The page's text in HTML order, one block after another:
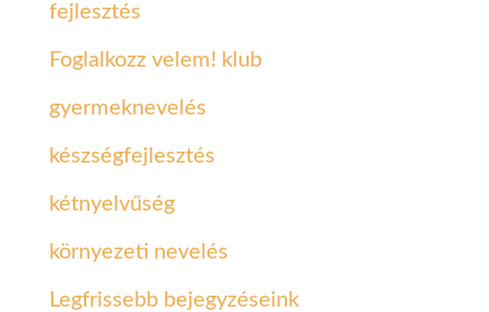
fejlesztés
Foglalkozz velem! klub
gyermeknevelés
készségfejlesztés
kétnyelvűség
környezeti nevelés
Legfrissebb bejegyzéseink